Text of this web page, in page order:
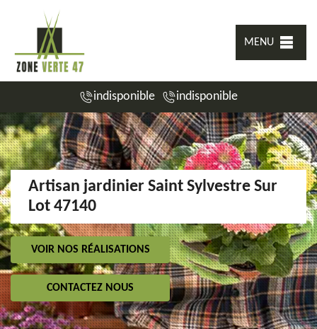
MENU
indisponible indisponible
Artisan jardinier Saint Sylvestre Sur
Lot 47140
VOIR NOS RÉALISATIONS
CONTACTEZ NOUS